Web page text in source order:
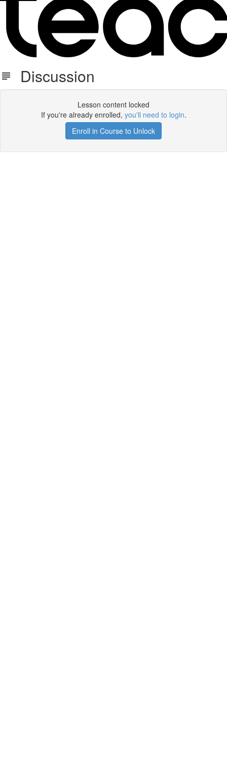
Discussion
Lesson content locked
If you're already enrolled, you'll need to login.
Enroll in Course to Unlock